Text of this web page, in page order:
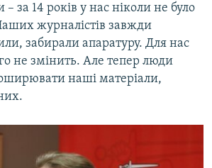
– за 14 років у нас ніколи не було
журналістів завжди
забирали апаратуру. Для нас
не змінить. Але тепер люди
наші матеріали,